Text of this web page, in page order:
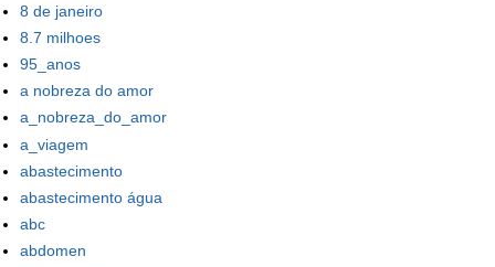
8 de janeiro
8.7 milhoes
95_anos
a nobreza do amor
a_nobreza_do_amor
a_viagem
abastecimento
abastecimento água
abc
abdomen